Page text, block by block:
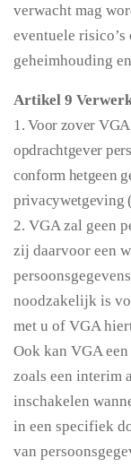
verwacht mag
eventuele
geheimhouding
Artikel 9
1. Voor zover
opdrachtgever
conform hetgeen
privacywetgeving
2. VGA zal geen
zij daarvoor een
noodzakelijk is
met u of VGA
Ook kan VGA
zoals een interim
inschakelen
in een specifiek
van